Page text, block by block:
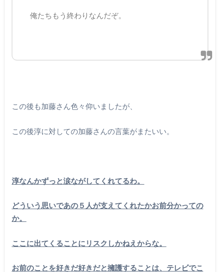
俺たちもう終わりなんだぞ。
この後も加藤さん色々仰いましたが、
この後淳に対しての加藤さんの言葉がまたいい。
淳なんかずっと涙ながしてくれてるわ。
どういう思いであの５人が支えてくれたかお前分かっての
か。
ここに出てくることにリスクしかねえからな。
お前のことを好きだ好きだと擁護することは、テレビでこ